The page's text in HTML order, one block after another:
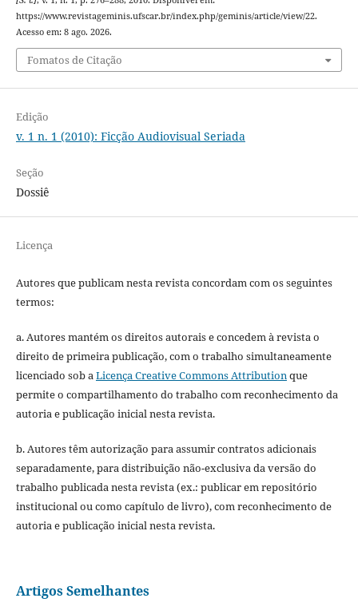
https://www.revistageminis.ufscar.br/index.php/geminis/article/view/22.
Acesso em: 8 ago. 2026.
Fomatos de Citação
Edição
v. 1 n. 1 (2010): Ficção Audiovisual Seriada
Seção
Dossiê
Licença
Autores que publicam nesta revista concordam com os seguintes
termos:
a. Autores mantém os direitos autorais e concedem à revista o
direito de primeira publicação, com o trabalho simultaneamente
licenciado sob aLicença Creative Commons Attributionque
permite o compartilhamento do trabalho com reconhecimento da
autoria e publicação inicial nesta revista.
b. Autores têm autorização para assumir contratos adicionais
separadamente, para distribuição não-exclusiva da versão do
trabalho publicada nesta revista (ex.: publicar em repositório
institucional ou como capítulo de livro), com reconhecimento de
autoria e publicação inicial nesta revista.
Artigos Semelhantes